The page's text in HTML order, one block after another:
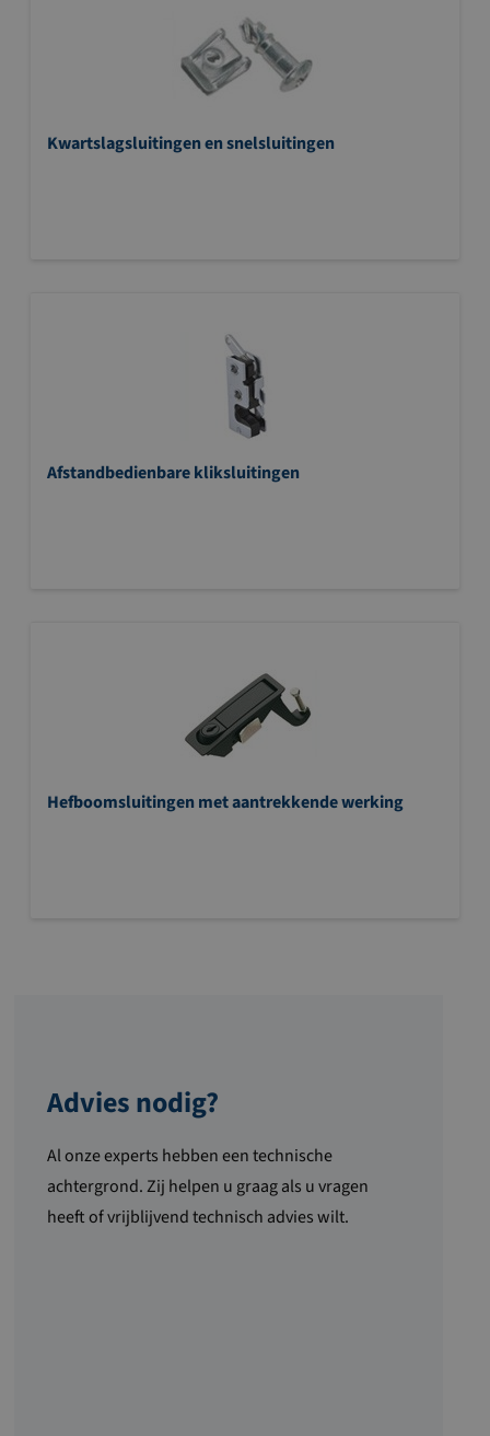
Kwartslagsluitingen en snelsluitingen
Afstandbedienbare kliksluitingen
Hefboomsluitingen met aantrekkende werking
Advies nodig?
Al onze experts hebben een technische
achtergrond. Zij helpen u graag als u vragen
heeft of vrijblijvend technisch advies wilt.